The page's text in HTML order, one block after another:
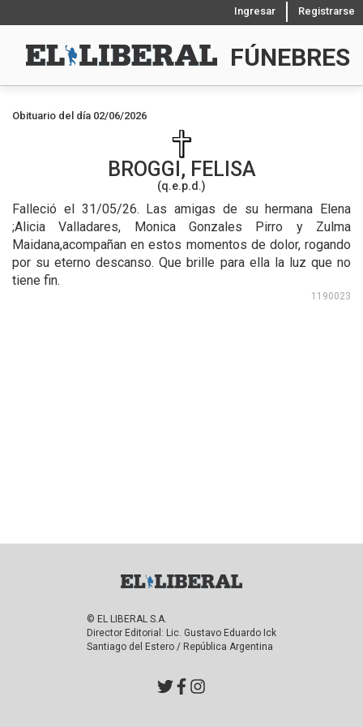
Ingresar Registrarse
FÚNEBRES
Obituario del día 02/06/2026
BROGGI, FELISA
(q.e.p.d.)
Falleció el 31/05/26. Las amigas de su hermana Elena
;Alicia Valladares, Monica Gonzales Pirro y Zulma
Maidana,acompañan en estos momentos de dolor, rogando
por su eterno descanso. Que brille para ella la luz que no
tiene fin.
1190023
© EL LIBERAL S.A.
Director Editorial: Lic. Gustavo Eduardo Ick
Santiago del Estero / República Argentina